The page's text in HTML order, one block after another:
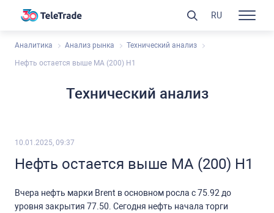
Аналитика Анализ рынка Технический анализ
Нефть остается выше МА (200) Н1
Технический анализ
10.01.2025, 09:37
Нефть остается выше МА (200) Н1
Вчера нефть марки Brent в основном росла с 75.92 до
уровня закрытия 77.50. Сегодня нефть начала торги
RU